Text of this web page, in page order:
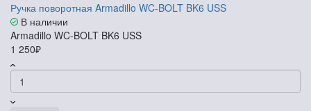
Ручка поворотная Armadillo WC-BOLT BK6 USS
В наличии
Armadillo WC-BOLT BK6 USS
1 250₽